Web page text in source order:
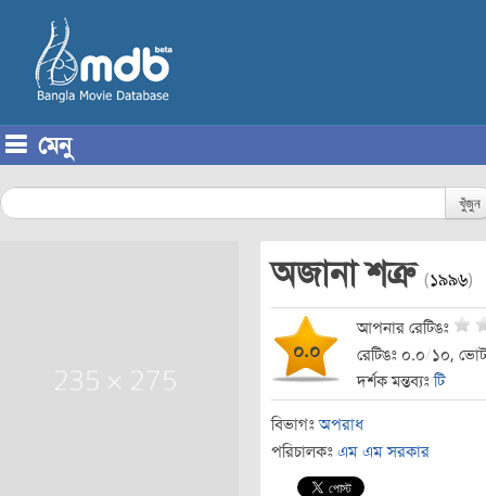
মেনু
খুঁজুন
অজানা শত্রু (১৯৯৬)
০.০
আপনার রেটিঙঃ
রেটিঙঃ ০.০/১০,
দর্শক মন্তব্যঃটি
বিভাগঃ অপরাধ
পরিচালকঃ এম এম সরকার